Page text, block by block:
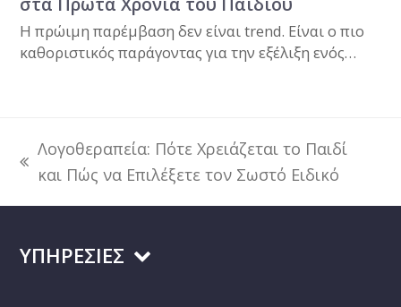
Η πρώιμη παρέμβαση δεν είναι trend. Είναι ο πιο
καθοριστικός παράγοντας για την εξέλιξη ενός…
previous
Λογοθεραπεία: Πότε Χρειάζεται το Παιδί
και Πώς να Επιλέξετε τον Σωστό Ειδικό
ΥΠΗΡΕΣΙΕΣ